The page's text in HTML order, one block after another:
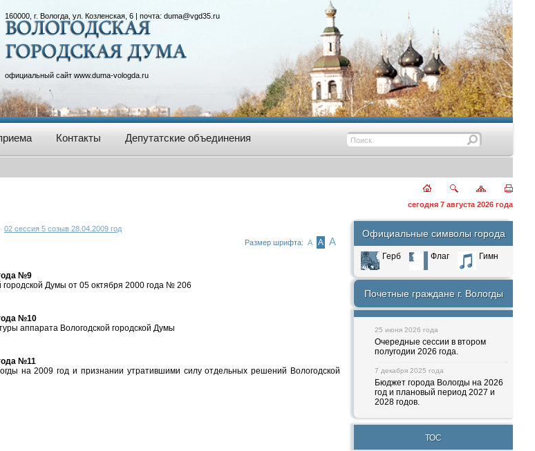
160000, г. Вологда, ул. Козленская, 6 | почта: duma@vgd35.ru
официальный сайт www.duma-vologda.ru
Контакты Депутатские объединения
сегодня 7 августа 2026 года
02 сессия 5 созыв 28.04.2009 год
Размер шрифта: А А А
№9
Думы от 05 октября 2000 года № 206
№10
аппарата Вологодской городской Думы
№11
на 2009 год и признании утратившими силу отдельных решений Вологодской
Официальные символы города
Герб Флаг Гимн
Почетные граждане г. Вологды
25 июня 2026 года
Очередные сессии в втором
полугодии 2026 года.
7 декабря 2025 года
Бюджет города Вологды на 2026
год и плановый период 2027 и
2028 годов.
ТОС